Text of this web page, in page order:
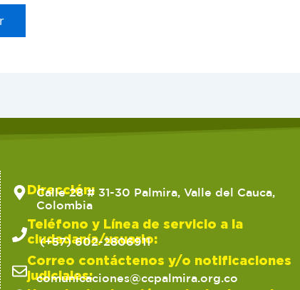
Dirección:
Calle 28 # 31-30 Palmira, Valle del Cauca,
Colombia
Teléfono y Línea de servicio a la
ciudadanía/usuario:
(+57) 602-2806911
Correo contáctenos y/o notificaciones
judiciales:
comunicaciones@ccpalmira.org.co